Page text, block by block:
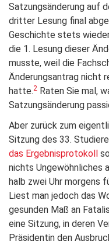
Satzungsänderung auf
dritter Lesung final
Geschichte stets
die 1. Lesung dieser
musste, weil die
Änderungsantrag nicht
hatte.2 Raten Sie mal,
Satzungsänderung
Aber zurück zum
Sitzung des 33.
das Ergebnisprotokoll
nichts Ungewöhnliches
halb zwei Uhr morgens
Liest man jedoch das
gesunden Maß an
eine Sitzung, in deren
Präsidentin den